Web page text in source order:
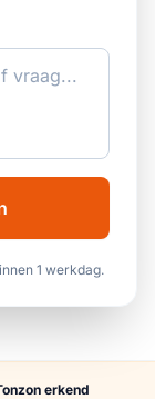
1 werkdag.
erkend